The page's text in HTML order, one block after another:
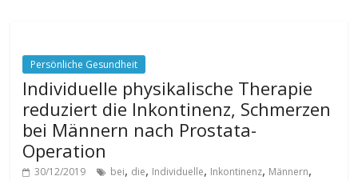
Persönliche Gesundheit
Individuelle physikalische Therapie
reduziert die Inkontinenz, Schmerzen
bei Männern nach Prostata-
Operation
30/12/2019 bei, die, Individuelle, Inkontinenz, Männern,